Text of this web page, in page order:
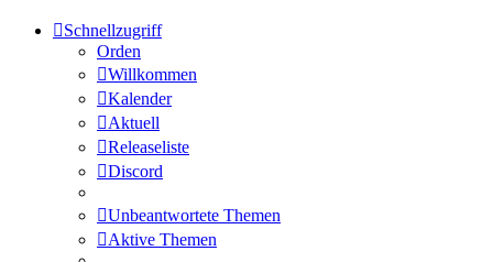
Schnellzugriff
Orden
Willkommen
Kalender
Aktuell
Releaseliste
Discord
Unbeantwortete Themen
Aktive Themen